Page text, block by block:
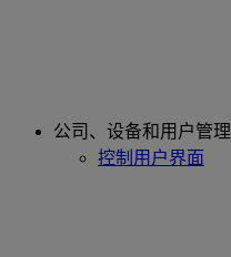
公司、设备和用户管理
控制用户界面